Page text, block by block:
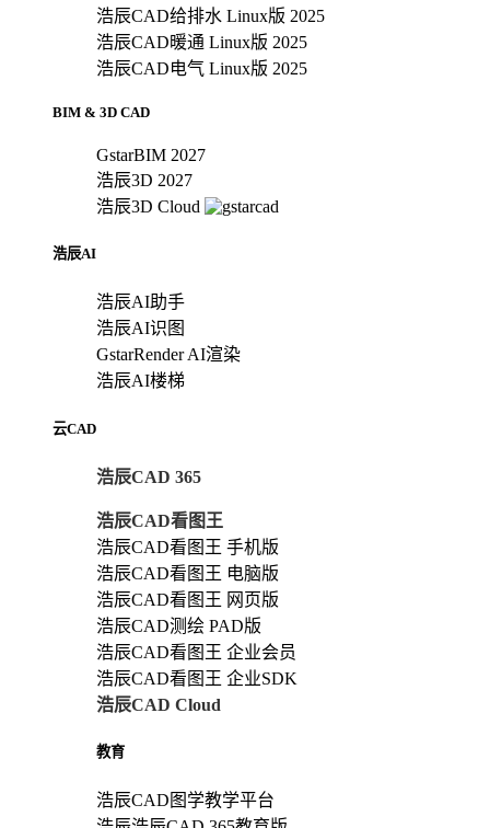
浩辰CAD给排水 Linux版 2025
浩辰CAD暖通 Linux版 2025
浩辰CAD电气 Linux版 2025
BIM & 3D CAD
GstarBIM 2027
浩辰3D 2027
浩辰3D Cloud
浩辰AI
浩辰AI助手
浩辰AI识图
GstarRender AI渲染
浩辰AI楼梯
云CAD
浩辰CAD 365
浩辰CAD看图王
浩辰CAD看图王 手机版
浩辰CAD看图王 电脑版
浩辰CAD看图王 网页版
浩辰CAD测绘 PAD版
浩辰CAD看图王 企业会员
浩辰CAD看图王 企业SDK
浩辰CAD Cloud
教育
浩辰CAD图学教学平台